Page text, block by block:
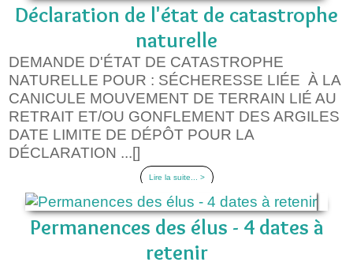
Déclaration de l'état de catastrophe
naturelle
DEMANDE D'ÉTAT DE CATASTROPHE
NATURELLE POUR : SÉCHERESSE LIÉE À LA
CANICULE MOUVEMENT DE TERRAIN LIÉ AU
RETRAIT ET/OU GONFLEMENT DES ARGILES
DATE LIMITE DE DÉPÔT POUR LA
DÉCLARATION ...[]
Lire la suite... >
Permanences des élus - 4 dates à
retenir